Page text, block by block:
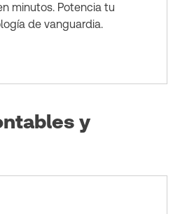
minutos. Potencia tu
de vanguardia.
y